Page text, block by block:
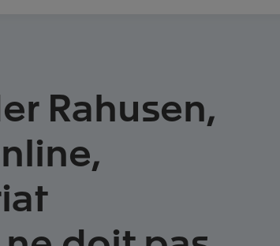
Rahusen,